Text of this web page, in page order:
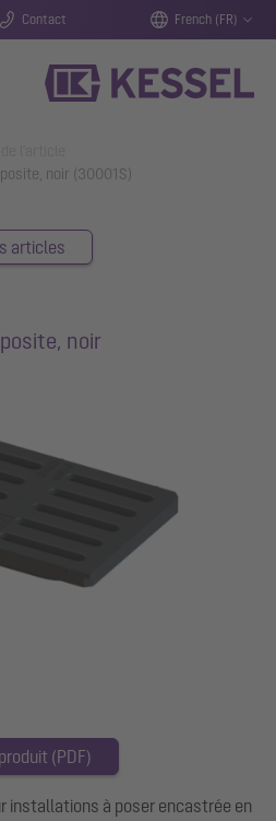
Contact French (FR)
noir (30001S)
articles
noir
(PDF)
installations à poser encastrée en